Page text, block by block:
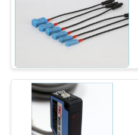
Sensor
entalhado